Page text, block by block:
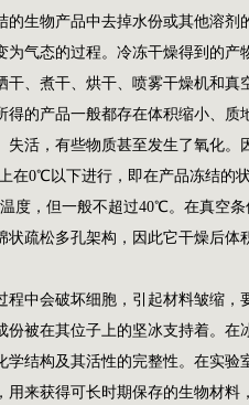
生物产品中去掉水份或其他溶剂
气态的过程。冷冻干燥得到的产
、煮干、烘干、喷雾干燥机和真
得的产品一般都存在体积缩小、
失活，有些物质甚至发生了氧化
在0℃以下进行，即在产品冻结的
度，但一般不超过40℃。在真空
状疏松多孔架构，因此它干燥后
中会破坏细胞，引起材料皱缩，
份被在其位子上的坚冰支持着。
学结构及其活性的完整性。在实
用来获得可长时期保存的生物材